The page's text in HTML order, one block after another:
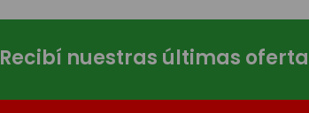
Recibí nuestras últimas